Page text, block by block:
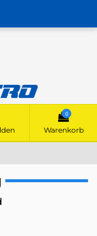
0
Warenkorb